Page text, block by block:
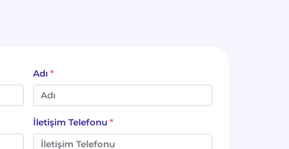
Adı
İletişim Telefonu